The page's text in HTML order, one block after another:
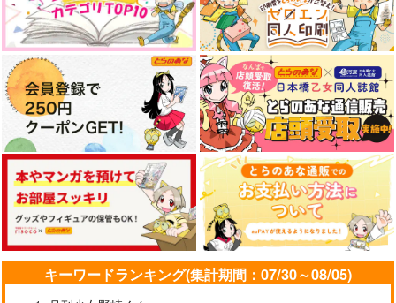
キーワードランキング(集計期間：07/30～08/05)